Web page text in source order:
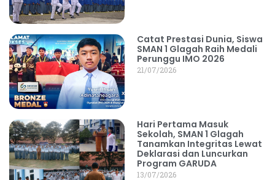
Catat Prestasi Dunia, Siswa
SMAN 1 Glagah Raih Medali
Perunggu IMO 2026
21/07/2026
Hari Pertama Masuk
Sekolah, SMAN 1 Glagah
Tanamkan Integritas Lewat
Deklarasi dan Luncurkan
Program GARUDA
13/07/2026